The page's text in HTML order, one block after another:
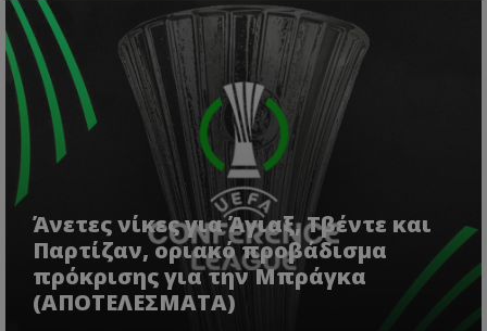
Άνετες νίκες για Άγιαξ, Τβέντε και
Παρτίζαν, οριακό προβάδισμα
πρόκρισης για την Μπράγκα
(ΑΠΟΤΕΛΕΣΜΑΤΑ)